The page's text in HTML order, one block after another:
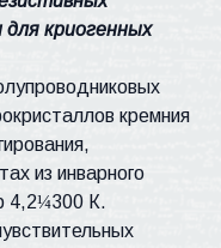
для криогенных
кремния
из инварного
4,2¼300 К.